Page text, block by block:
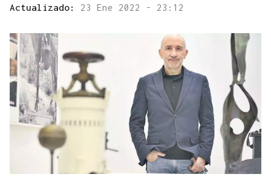
Actualizado: 23 Ene 2022 - 23:12